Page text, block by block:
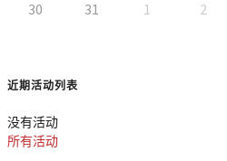
30 31 1 2
近期活动列表
没有活动
所有活动